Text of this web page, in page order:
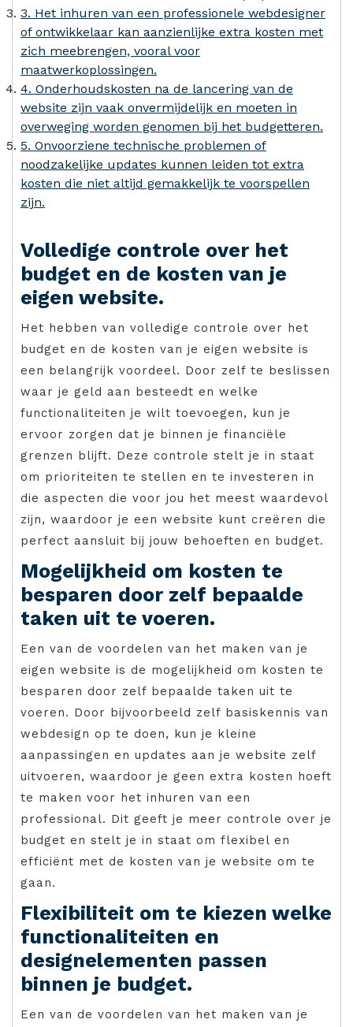
3. Het inhuren van een professionele webdesigner
of ontwikkelaar kan aanzienlijke extra kosten met
zich meebrengen, vooral voor
maatwerkoplossingen.
4. Onderhoudskosten na de lancering van de
website zijn vaak onvermijdelijk en moeten in
overweging worden genomen bij het budgetteren.
5. Onvoorziene technische problemen of
noodzakelijke updates kunnen leiden tot extra
kosten die niet altijd gemakkelijk te voorspellen
zijn.
Volledige controle over het
budget en de kosten van je
eigen website.
Het hebben van volledige controle over het
budget en de kosten van je eigen website is
een belangrijk voordeel. Door zelf te beslissen
waar je geld aan besteedt en welke
functionaliteiten je wilt toevoegen, kun je
ervoor zorgen dat je binnen je financiële
grenzen blijft. Deze controle stelt je in staat
om prioriteiten te stellen en te investeren in
die aspecten die voor jou het meest waardevol
zijn, waardoor je een website kunt creëren die
perfect aansluit bij jouw behoeften en budget.
Mogelijkheid om kosten te
besparen door zelf bepaalde
taken uit te voeren.
Een van de voordelen van het maken van je
eigen website is de mogelijkheid om kosten te
besparen door zelf bepaalde taken uit te
voeren. Door bijvoorbeeld zelf basiskennis van
webdesign op te doen, kun je kleine
aanpassingen en updates aan je website zelf
uitvoeren, waardoor je geen extra kosten hoeft
te maken voor het inhuren van een
professional. Dit geeft je meer controle over je
budget en stelt je in staat om flexibel en
efficiënt met de kosten van je website om te
gaan.
Flexibiliteit om te kiezen welke
functionaliteiten en
designelementen passen
binnen je budget.
Een van de voordelen van het maken van je